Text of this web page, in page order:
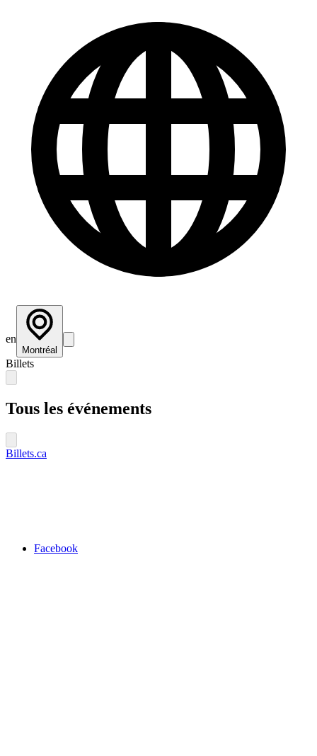
en
Montréal
Billets
Tous les événements
Billets.ca
Facebook